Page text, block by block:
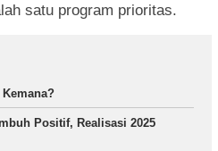
satu program prioritas.
Positif, Realisasi 2025